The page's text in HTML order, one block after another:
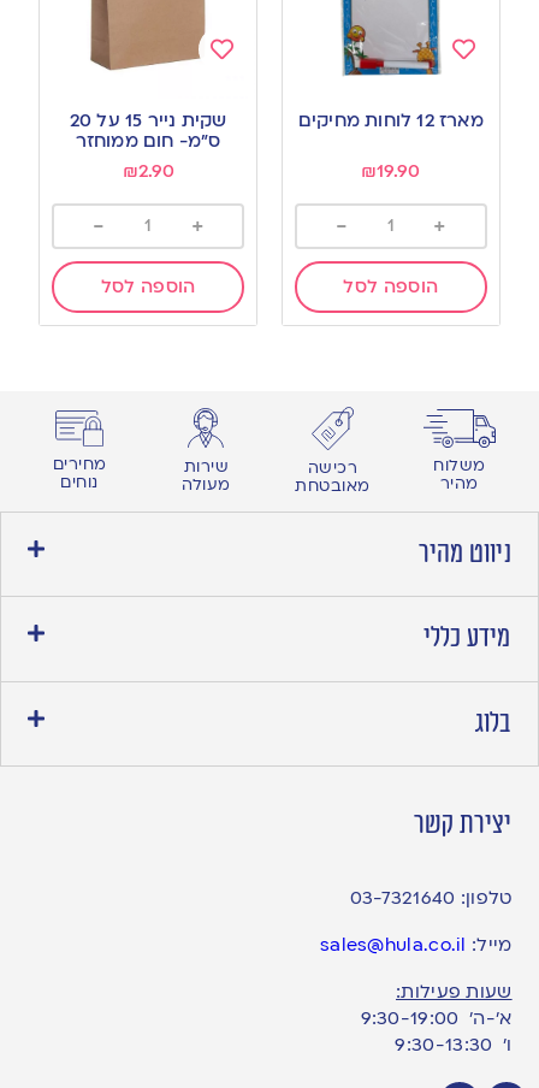
to
wishlist
מארז 12 לוחות מחיקים
₪19.90
+
-
הוספה לסל
to
wishlist
שקית נייר 15 על 20
ס”מ- חום ממוחזר
₪2.90
+
-
הוספה לסל
משלוח
מהיר
רכישה
מאובטחת
שירות
מעולה
מחירים
נוחים
ניווט מהיר
מידע כללי
בלוג
יצירת קשר
טלפון: 03-7321640
מייל: sales@hula.co.il
שעות פעילות:
א’-ה’ 9:30-19:00
ו׳ 9:30-13:30